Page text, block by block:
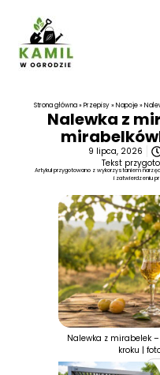
Strona główna»Przepisy»Napoje»
Nalewka z
9 lipca, 2026
Tekst
Artykuł przygotowano z wykorzystaniem
i zatwierdzeniu
Nalewka z mirabelek
kroku |